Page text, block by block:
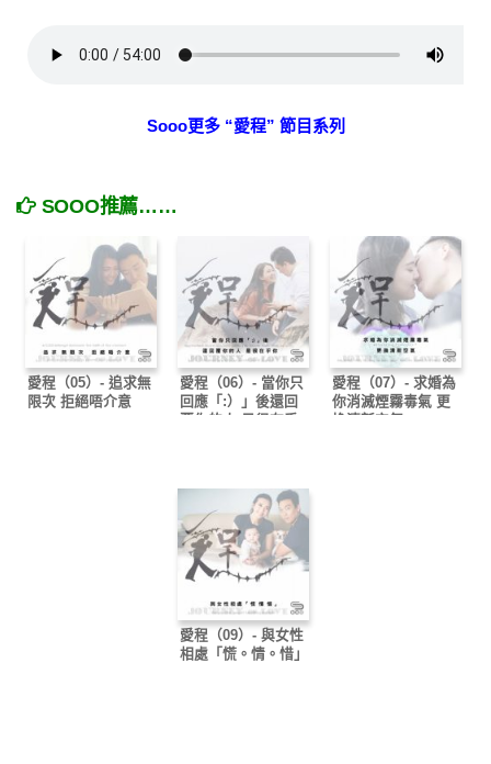
Sooo更多 “愛程” 節目系列
SOOO推薦……
愛程（05）- 追求無
限次 拒絕唔介意
愛程（06）- 當你只
回應「:）」後還回
覆你的人 是很在乎
愛程（07）- 求婚為
你消滅煙霧毒氣 更
換清新空氣
愛程（09）- 與女性
相處「慌。情。惜」